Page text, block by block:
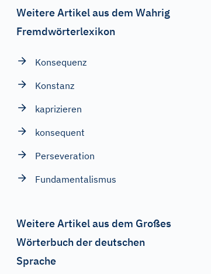
Weitere Artikel aus dem Wahrig
Fremdwörterlexikon
Konsequenz
Konstanz
kaprizieren
konsequent
Perseveration
Fundamentalismus
Weitere Artikel aus dem Großes
Wörterbuch der deutschen
Sprache